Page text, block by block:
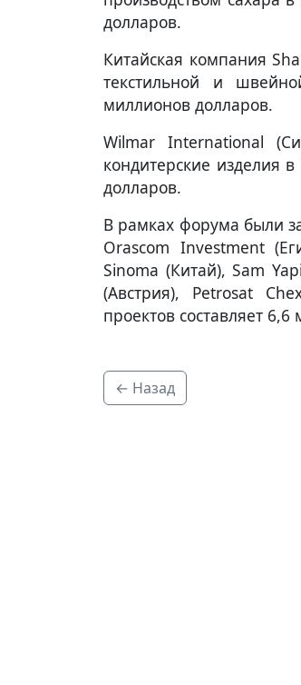
долларов.
Китайская компания
текстильной и
миллионов долларов.
Wilmar International
кондитерские изделия
долларов.
В рамках форума были
Orascom Investment
Sinoma (Китай), Sam
(Австрия), Petrosat
проектов составляет
← Назад